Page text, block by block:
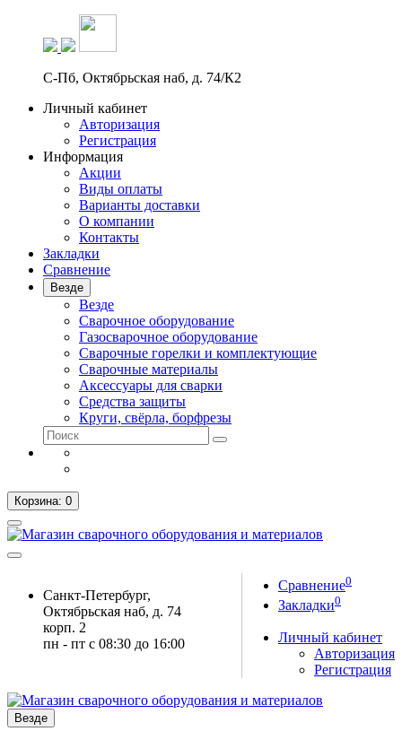
С-Пб, Октябрьская наб, д. 74/К2
Личный кабинет
Авторизация
Регистрация
Информация
Акции
Виды оплаты
Варианты доставки
О компании
Контакты
Закладки
Сравнение
Везде
Везде
Сварочное оборудование
Газосварочное оборудование
Сварочные горелки и комплектующие
Сварочные материалы
Аксессуары для сварки
Средства защиты
Круги, свёрла, борфрезы
Корзина: 0
Санкт-Петербург,
Октябрьская наб, д. 74
корп. 2
пн - пт с 08:30 до 16:00
Сравнение0
Закладки0
Личный кабинет
Авторизация
Регистрация
Везде